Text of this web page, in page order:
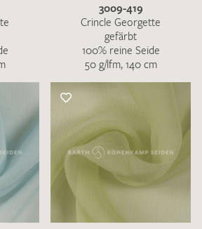
3009-419
Crincle Georgette
gefärbt
100% reine Seide
50 g/lfm, 140 cm